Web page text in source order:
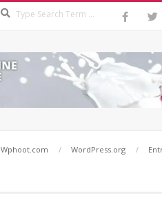
Wphoot.com WordPress.org